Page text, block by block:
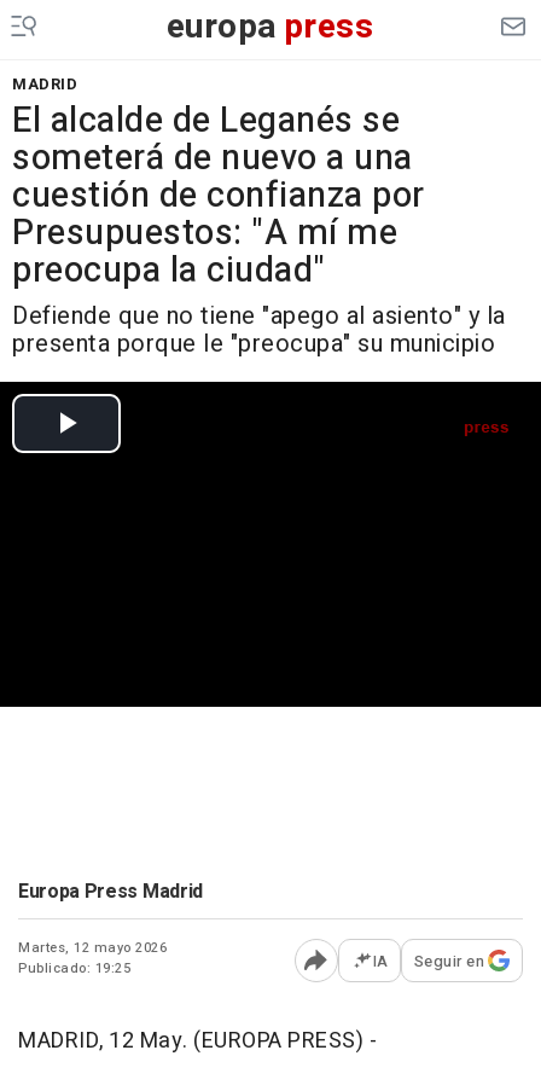
europa press
MADRID
El alcalde de Leganés se
someterá de nuevo a una
cuestión de confianza por
Presupuestos: "A mí me
preocupa la ciudad"
Defiende que no tiene "apego al asiento" y la
presenta porque le "preocupa" su municipio
Europa Press Madrid
Martes, 12 mayo 2026
Publicado: 19:25
Abrir opciones para
IA Seguir en
MADRID, 12 May. (EUROPA PRESS) -